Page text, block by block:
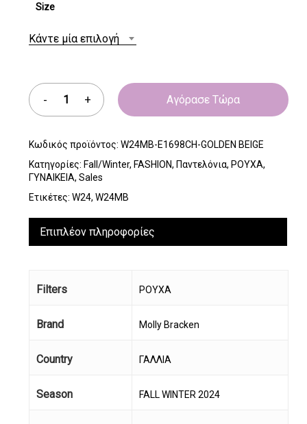
Size
Κάντε μία επιλογή
Αγόρασε Τώρα
Κωδικός προϊόντος: W24MB-E1698CH-GOLDEN BEIGE
Κατηγορίες: Fall/Winter, FASHION, Παντελόνια, ΡΟΥΧΑ,
ΓΥΝΑΙΚΕΙΑ, Sales
Ετικέτες: W24, W24MB
Επιπλέον πληροφορίες
Filters ΡΟΥΧΑ
Brand Molly Bracken
Country ΓΑΛΛΙΑ
Season FALL WINTER 2024